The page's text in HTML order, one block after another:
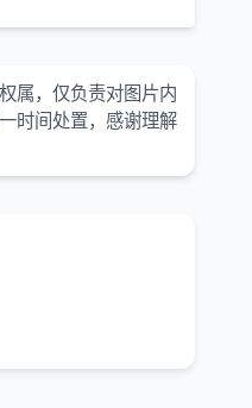
属，仅负责对图片内
时间处置，感谢理解